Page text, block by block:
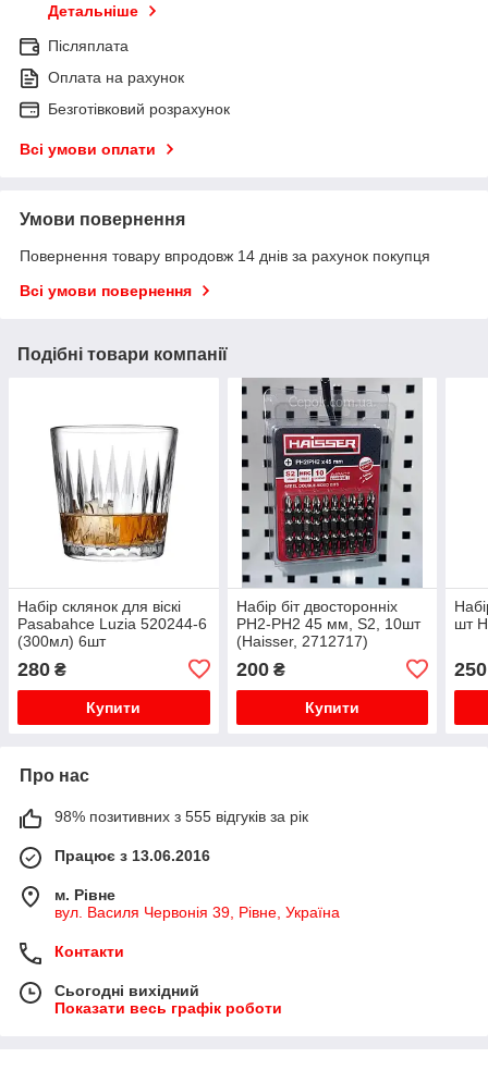
Детальніше
Післяплата
Оплата на рахунок
Безготівковий розрахунок
Всі умови оплати
Умови повернення
Повернення товару впродовж 14 днів за рахунок покупця
Всі умови повернення
Подібні товари компанії
Набір склянок для віскі
Pasabahce Luzia 520244-6
(300мл) 6шт
280 ₴
Купити
Набір біт двосторонніх
PH2-РH2 45 мм, S2, 10шт
(Haisser, 2712717)
200₴
Купити
шт
250
Про нас
98% позитивних з 555 відгуків за рік
Працює з 13.06.2016
м. Рівне
вул. Василя Червонія 39, Рівне, Україна
Контакти
Сьогодні вихідний
Показати весь графік роботи